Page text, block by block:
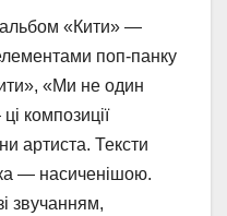
«Кити» —
поп-панку
«Ми не один
композиції
артиста. Тексти
— насиченішою.
звучанням,